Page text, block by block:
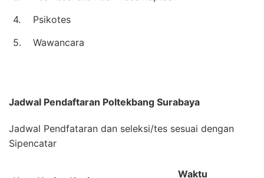
4.
Psikotes
5.
Wawancara
Jadwal Pendaftaran Poltekbang Surabaya
Jadwal Pendfataran dan seleksi/tes sesuai dengan
Sipencatar
Waktu